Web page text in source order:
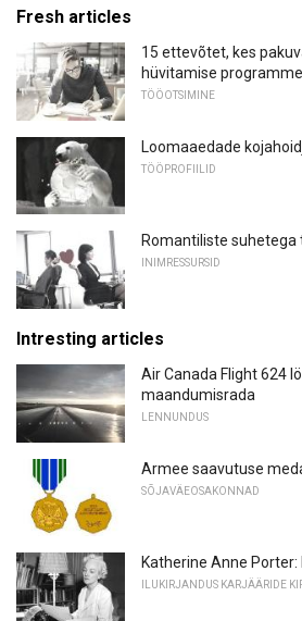
Fresh articles
15 ettevõtet, kes
hüvitamise programme
TÖÖOTSIMINE
Loomaaedade
TÖÖPROFIILID
Romantiliste suhetega
INIMRESSURSID
Intresting articles
Air Canada Flight 624
maandumisrada
LENNUNDUS
Armee saavutuse
SÕJAVÄEOSAKONNAD
Katherine Anne
ILUKIRJANDUS KARJÄÄRIDE